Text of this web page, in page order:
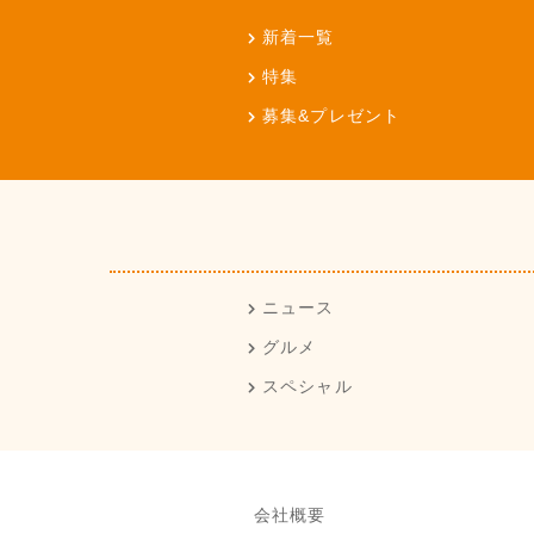
新着一覧
特集
募集&プレゼント
ニュース
グルメ
スペシャル
会社概要